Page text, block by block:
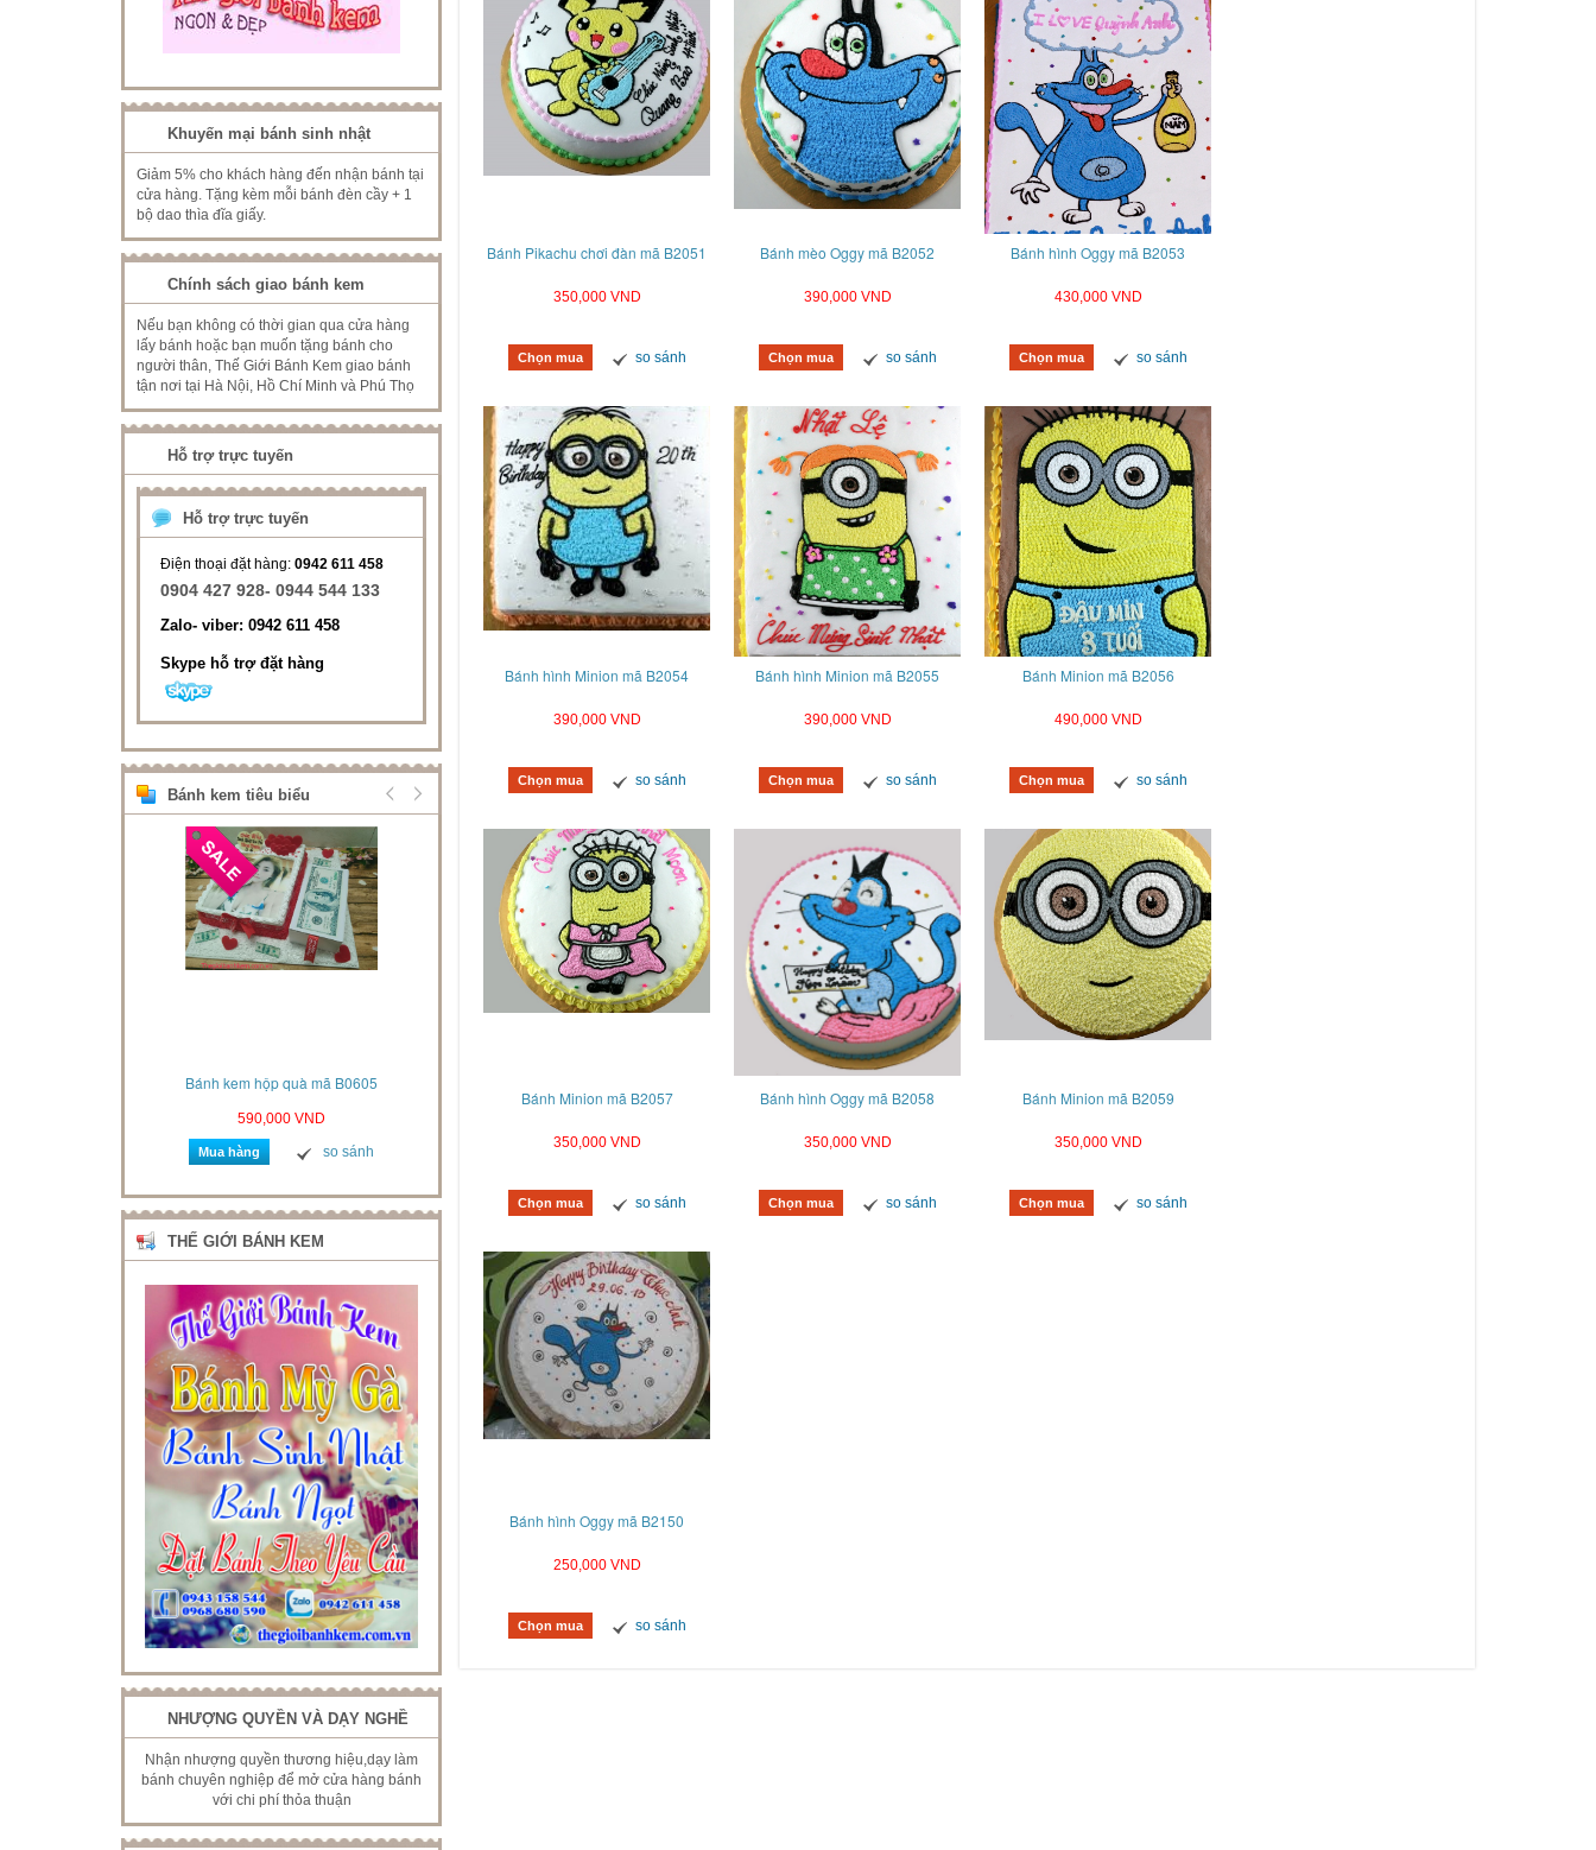
Bánh Pikachu chơi đàn mã B2051
350,000 VND
Chọn mua so sánh
Bánh mèo Oggy mã B2052
390,000 VND
Chọn mua so sánh
Bánh hình Oggy mã B2053
430,000 VND
Chọn mua so sánh
Bánh hình Minion mã B2054
390,000 VND
Chọn mua so sánh
Bánh hình Minion mã B2055
390,000 VND
Chọn mua so sánh
Bánh Minion mã B2056
490,000 VND
Chọn mua so sánh
Bánh Minion mã B2057
350,000 VND
Chọn mua so sánh
Bánh hình Oggy mã B2058
350,000 VND
Chọn mua so sánh
Bánh Minion mã B2059
350,000 VND
Chọn mua so sánh
Bánh hình Oggy mã B2150
250,000 VND
Chọn mua so sánh
Khuyến mại bánh sinh nhật
Giảm 5% cho khách hàng đến nhận bánh tại
cửa hàng. Tặng kèm mỗi bánh đèn cầy + 1
bộ dao thìa đĩa giấy.
Chính sách giao bánh kem
Nếu bạn không có thời gian qua cửa hàng
lấy bánh hoặc bạn muốn tặng bánh cho
người thân, Thế Giới Bánh Kem giao bánh
tận nơi tại Hà Nội, Hồ Chí Minh và Phú Thọ
Hỗ trợ trực tuyến
Hỗ trợ trực tuyến
Điện thoại đặt hàng: 0942 611 458
0904 427 928- 0944 544 133
Zalo- viber: 0942 611 458
Skype hỗ trợ đặt hàng
Bánh kem tiêu biểu
Bánh kem hộp quà mã B0605
590,000 VND
Mua hàng so sánh Mua hàng so sánh
Bánh kem hình cuốn sách in hình mã B0603
Mua hàng Mua hàng
THẾ GIỚI BÁNH KEM
NHƯỢNG QUYỀN VÀ DẠY NGHỀ
Nhận nhượng quyền thương hiệu,dạy làm
bánh chuyên nghiệp để mở cửa hàng bánh
với chi phí thỏa thuận